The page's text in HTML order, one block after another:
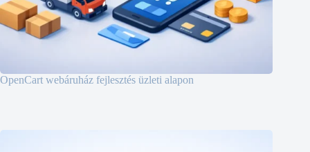
OpenCart webáruház fejlesztés üzleti alapon